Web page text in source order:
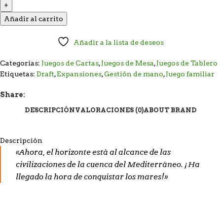
Añadir al carrito
Añadir a la lista de deseos
Categorías: Juegos de Cartas,Juegos de Mesa,Juegos de Tablero
Etiquetas: Draft,Expansiones,Gestión de mano,Juego familiar
Share:
DESCRIPCIÓNVALORACIONES (0)ABOUT BRAND
Descripción
«Ahora, el horizonte está al alcance de las
civilizaciones de la cuenca del Mediterráneo. ¡Ha
llegado la hora de conquistar los mares!»